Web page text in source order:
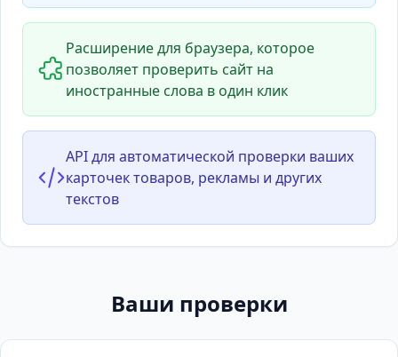
Расширение для браузера, которое
позволяет проверить сайт на
иностранные слова в один клик
API для автоматической проверки ваших
карточек товаров, рекламы и других
текстов
Ваши проверки